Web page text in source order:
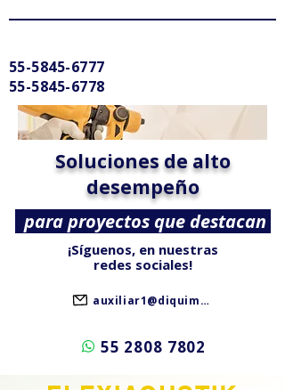
55-5845-6777
55-5845-6778
Soluciones de alto
desempeño
para proyectos que destacan
¡Síguenos, en nuestras
redes sociales!
auxiliar1@diquimtex.com.mx
55 2808 7802